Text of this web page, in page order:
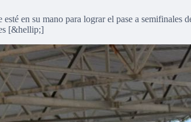
en su mano para lograr el pase a
[&hellip;]